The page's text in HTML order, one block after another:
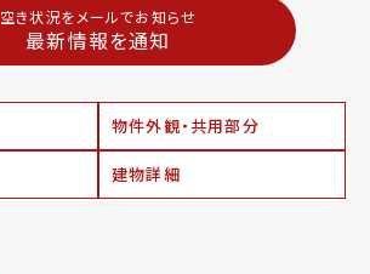
空き状況をメールでお知らせ
最新情報を通知
物件外観・共用部分
建物詳細